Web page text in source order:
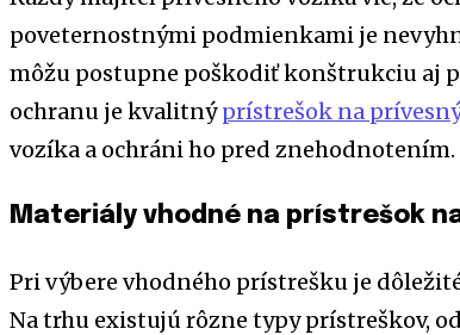
poveternostnými podmienkami je
môžu postupne poškodiť konštrukciu aj
ochranu je kvalitnýprístrešok na
vozíka a ochráni ho pred znehodnotením.
Materiály vhodné na prístrešok
Pri výbere vhodného prístrešku je
Na trhu existujú rôzne typy prístreškov,